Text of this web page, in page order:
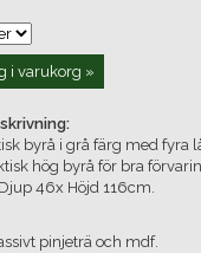
i varukorg »
byrå i grå färg med fyra
hög byrå för bra
46x Höjd 116cm.
pinjeträ och mdf.